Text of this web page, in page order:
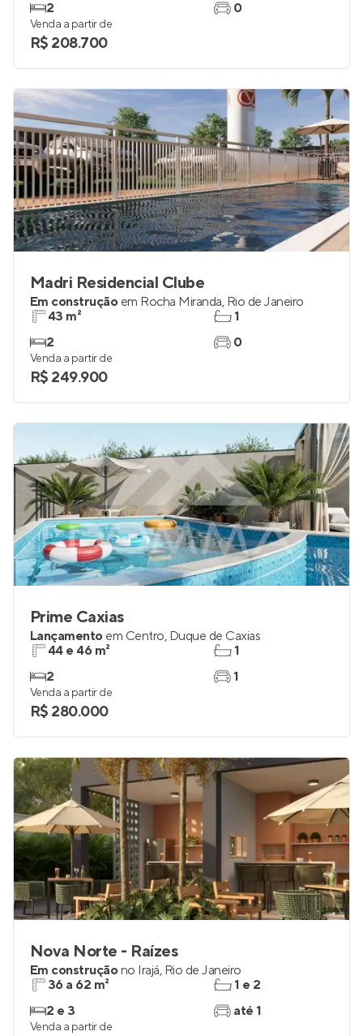
2 0
Venda a partir de
R$ 208.700
Madri Residencial Clube
Em construção em Rocha Miranda, Rio de Janeiro
43 m²
2
1
0
Venda a partir de
R$ 249.900
Prime Caxias
Lançamento em Centro, Duque de Caxias
44 e 46 m²
2
1
1
Venda a partir de
R$ 280.000
Nova Norte - Raízes
Em construçãono Irajá, Rio de Janeiro
36 a 62 m²
2 e 3
1 e 2
até 1
Venda a partir de